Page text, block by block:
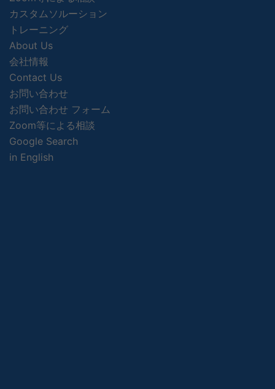
カスタムソルーション
トレーニング
About Us
会社情報
Contact Us
お問い合わせ
お問い合わせ フォーム
Zoom等による相談
Google Search
in English